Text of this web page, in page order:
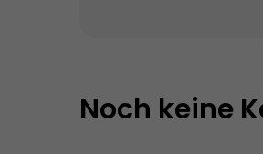
Noch keine